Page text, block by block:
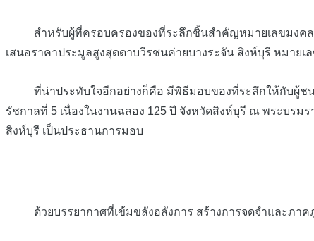
สำหรับผู้ที่ครอบครองของที่ระลึกชิ้นสำคัญหมายเลขมงคล เ
เสนอราคาประมูลสูงสุดดาบวีรชนค่ายบางระจัน สิงห์บุรี หมาย
ที่น่าประทับใจอีกอย่างก็คือ มีพิธีมอบของที่ระลึกให้กับผู้ชนะก
รัชกาลที่ 5 เนื่องในงานฉลอง 125 ปี จังหวัดสิงห์บุรี ณ พระบรม
สิงห์บุรี เป็นประธานการมอบ
ด้วยบรรยากาศที่เข้มขลังอลังการ สร้างการจดจำและภาคภู